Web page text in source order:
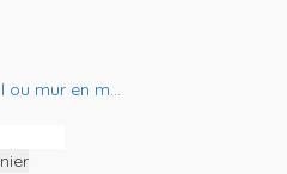
mur en m...